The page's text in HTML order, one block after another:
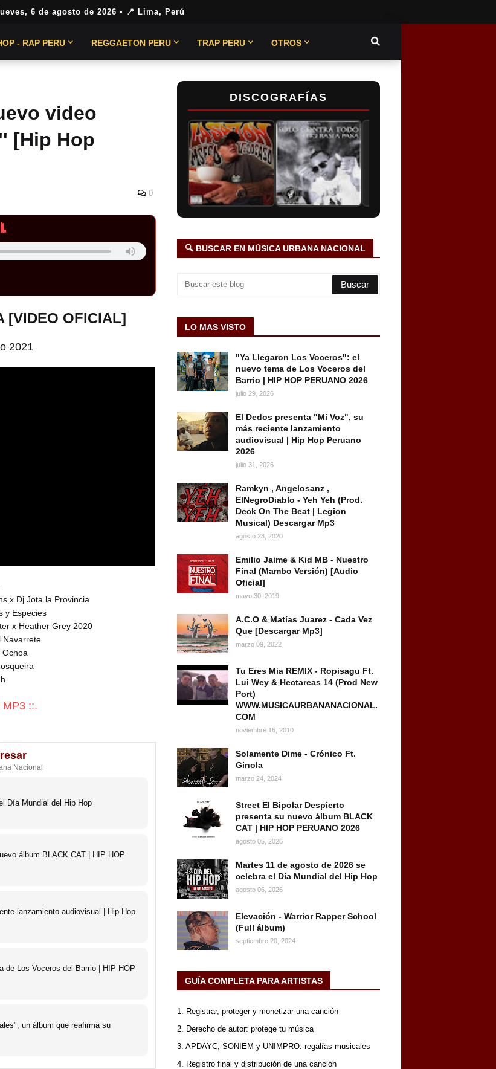
6 de agosto de 2026 • 📍 Lima, Perú
- RAP PERU REGGAETON PERU TRAP PERU OTROS
video
[Hip Hop
0
[VIDEO OFICIAL]
2021
x Dj Jota la Provincia
y Especies
x Heather Grey 2020
Navarrete
Ochoa
MP3 ::.
Nacional
Día Mundial del Hip Hop
álbum BLACK CAT | HIP HOP
lanzamiento audiovisual | Hip Hop
de Los Voceros del Barrio | HIP HOP
un álbum que reafirma su
DISCOGRAFÍAS
🔍 BUSCAR EN MÚSICA URBANA NACIONAL
LO MAS VISTO
"Ya Llegaron Los Voceros": el
nuevo tema de Los Voceros del
Barrio | HIP HOP PERUANO 2026
julio 29, 2026
El Dedos presenta "Mi Voz", su
más reciente lanzamiento
audiovisual | Hip Hop Peruano
2026
julio 31, 2026
Ramkyn , Angelosanz ,
ElNegroDiablo - Yeh Yeh (Prod.
Deck On The Beat | Legion
Musical) Descargar Mp3
agosto 23, 2020
Emilio Jaime & Kid MB - Nuestro
Final (Mambo Versión) [Audio
Oficial]
mayo 30, 2019
A.C.O & Matías Juarez - Cada Vez
Que [Descargar Mp3]
marzo 09, 2022
Tu Eres Mia REMIX - Ropisagu Ft.
Lui Wey & Hectareas 14 (Prod New
Port)
WWW.MUSICAURBANANACIONAL.
COM
noviembre 16, 2010
Solamente Dime - Crónico Ft.
Ginola
marzo 24, 2024
Street El Bipolar Despierto
presenta su nuevo álbum BLACK
CAT | HIP HOP PERUANO 2026
agosto 05, 2026
Martes 11 de agosto de 2026 se
celebra el Día Mundial del Hip Hop
agosto 06, 2026
Elevación - Warrior Rapper School
(Full álbum)
septiembre 20, 2024
GUÍA COMPLETA PARA ARTISTAS
1. Registrar, proteger y monetizar una canción
2. Derecho de autor: protege tu música
3. APDAYC, SONIEM y UNIMPRO: regalías musicales
4. Registro final y distribución de una canción